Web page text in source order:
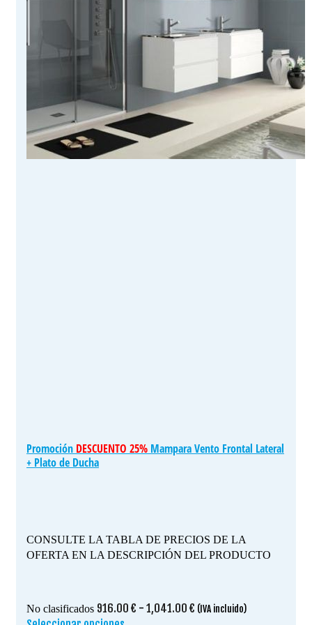
Promoción DESCUENTO 25% Mampara Vento Frontal Lateral
+ Plato de Ducha
CONSULTE LA TABLA DE PRECIOS DE LA
OFERTA EN LA DESCRIPCIÓN DEL PRODUCTO
No clasificados 916.00 € - 1,041.00 € Rango
(IVA incluido)